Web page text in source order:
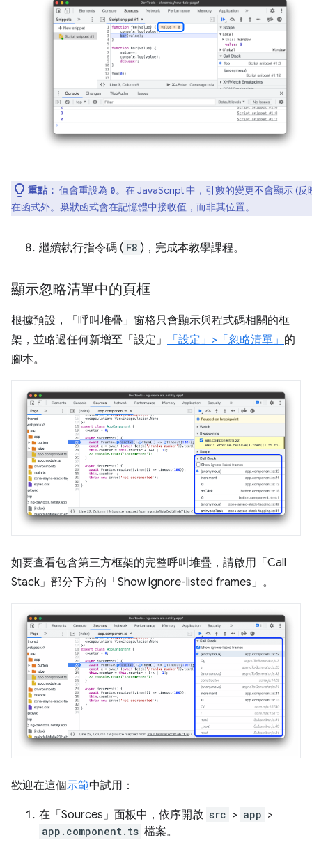
重點： 值會重設為 0。在 JavaScript 中，引數的變更不會顯示 (反
在函式外。巢狀函式會在記憶體中接收值，而非其位置。
繼續執行指令碼 ( F8 )，完成本教學課程。
顯示忽略清單中的頁框
根據預設，「呼叫堆疊」 窗格只會顯示與程式碼相關的框
架，並略過任何新增至「設定」
「設定」>「忽略清單」 的
腳本。
如要查看包含第三方框架的完整呼叫堆疊，請啟用「Call
Stack」 部分下方的「Show ignore-listed frames」 。
歡迎在這個示範中試用：
在「Sources」 面板中，依序開啟 src > app >
app.component.ts 檔案。